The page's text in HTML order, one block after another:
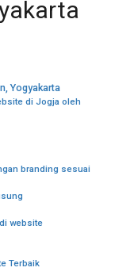
Yogyakarta
di Jogja oleh
branding sesuai
website
Terbaik